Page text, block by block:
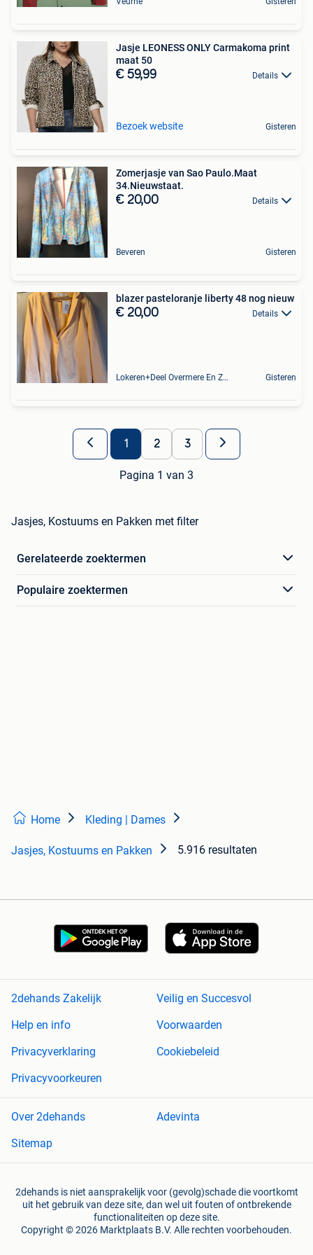
Jasje LEONESS ONLY Carmakoma print
maat 50
€ 59,99 Details
Bezoek website Gisteren
Zomerjasje van Sao Paulo.Maat
34.Nieuwstaat.
€ 20,00 Details
Beveren Gisteren
blazer pasteloranje liberty 48 nog nieuw
€ 20,00 Details
Lokeren+Deel Overmere En Zele Gisteren
1 2 3
Pagina 1 van 3
Jasjes, Kostuums en Pakken met filter
Gerelateerde zoektermen
Populaire zoektermen
Home Kleding | Dames
Jasjes, Kostuums en Pakken 5.916 resultaten
2dehands Zakelijk
Veilig en Succesvol
Help en info
Voorwaarden
Privacyverklaring
Cookiebeleid
Privacyvoorkeuren
Over 2dehands
Adevinta
Sitemap
2dehands is niet aansprakelijk voor (gevolg)schade die voortkomt
uit het gebruik van deze site, dan wel uit fouten of ontbrekende
functionaliteiten op deze site.
Copyright © 2026 Marktplaats B.V. Alle rechten voorbehouden.